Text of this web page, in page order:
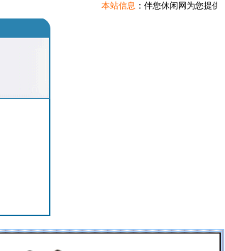
本站信息：伴您休闲网为您提供